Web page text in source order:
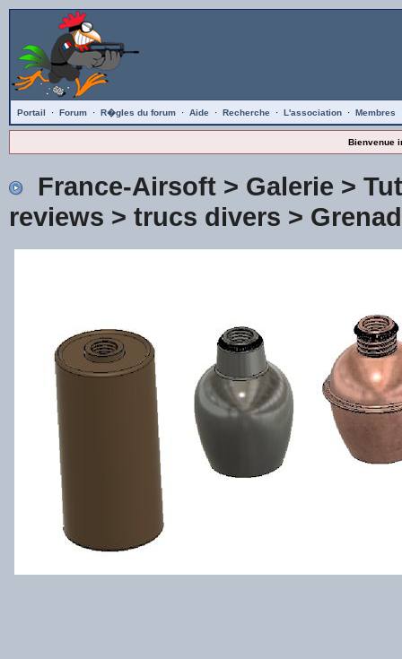
Portail · Forum · R�gles du forum · Aide · Recherche · L'association · Membres
Bienvenue
France-Airsoft> Galerie >
reviews > trucs divers >